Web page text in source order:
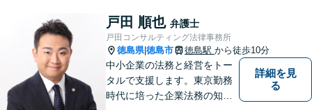
戸田 順也 弁護士
戸田コンサルティング法律事務所
徳島県|徳島市 徳島駅 から徒歩10分
中小企業の法務と経営をトー
タルで支援します。東京勤務
時代に培った企業法務の知見
詳細を見
る